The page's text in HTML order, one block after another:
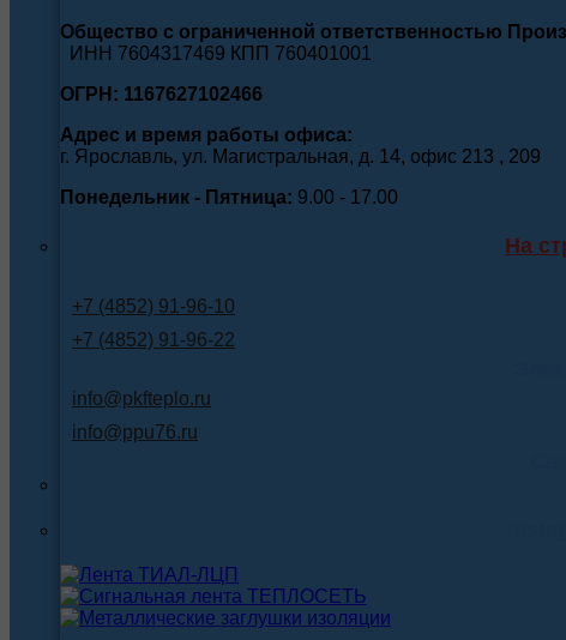
Общество с ограниченной ответственностью
ИНН 7604317469 КПП 760401001
ОГРН: 1167627102466
Адрес и время работы офиса:
г. Ярославль, ул. Магистральная, д. 14, офис 213 , 209
Понедельник - Пятница: 9.00 - 17.00
На
+7 (4852) 91-96-10
+7 (4852) 91-96-22
info@pkfteplo.ru
info@ppu76.ru